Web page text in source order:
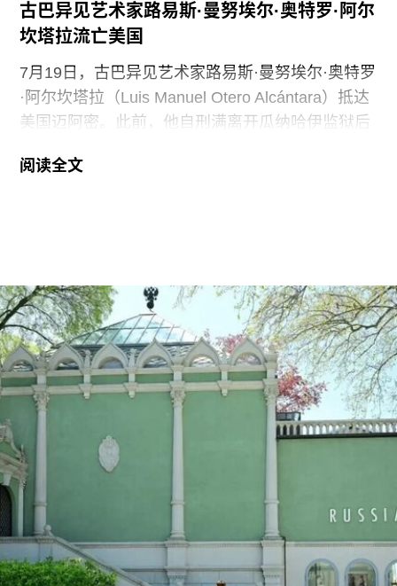
古巴异见艺术家路易斯·曼努埃尔·奥特罗·阿尔
坎塔拉流亡美国
7月19日，古巴异见艺术家路易斯·曼努埃尔·奥特罗
·阿尔坎塔拉（Luis Manuel Otero Alcántara）抵达
美国迈阿密。此前，他自刑满离开瓜纳哈伊监狱后
拉抵达时手中紧握着一尊从古巴带来的残破圣母玛
活动而被判处的五年刑期，仅提前数日获释。古巴
裔美国艺术家可可·福斯科（Coco Fusco）近日曾
撰文追问奥特罗·阿尔坎塔拉出狱后的下落。7月17
日，美国驻哈瓦那大使馆一名官员向《纽约时报》
透露，奥特罗·阿尔坎塔拉已获发人道主义签证，能
够进入美国，开始其被迫流亡的生活。
奥特罗·阿尔坎塔拉于2018年与一群艺术家、记者
和学者共同创立了圣伊西德罗运动（San Isidro
Movement）。该组织参与反对古巴政府、倡导民
主的社会运动。他还参与创作了抗议歌曲《祖国与
生命》（Homeland and Life），这首抗议颂歌在
2021年获两项拉丁格莱美奖，并已成为古巴反对派
阅读全文